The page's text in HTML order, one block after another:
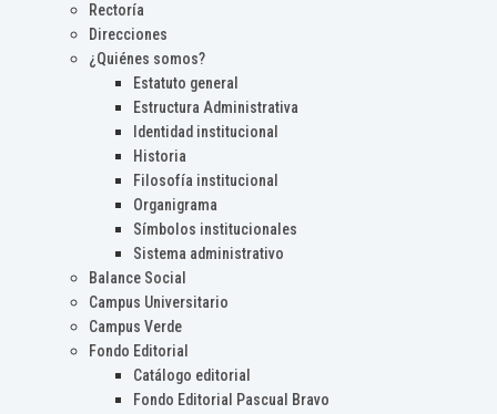
Rectoría
Direcciones
¿Quiénes somos?
Estatuto general
Estructura Administrativa
Identidad institucional
Historia
Filosofía institucional
Organigrama
Símbolos institucionales
Sistema administrativo
Balance Social
Campus Universitario
Campus Verde
Fondo Editorial
Catálogo editorial
Fondo Editorial Pascual Bravo